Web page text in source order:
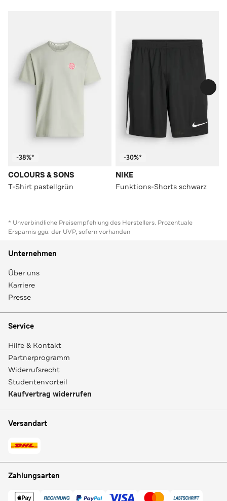
-38%*
COLOURS & SONS
T-Shirt pastellgrün
-30%*
NIKE
Funktions-Shorts schwarz
* Unverbindliche Preisempfehlung des Herstellers. Prozentuale
Ersparnis ggü. der UVP, sofern vorhanden
Unternehmen
Über uns
Karriere
Presse
Service
Hilfe & Kontakt
Partnerprogramm
Widerrufsrecht
Studentenvorteil
Kaufvertrag widerrufen
Versandart
Zahlungsarten